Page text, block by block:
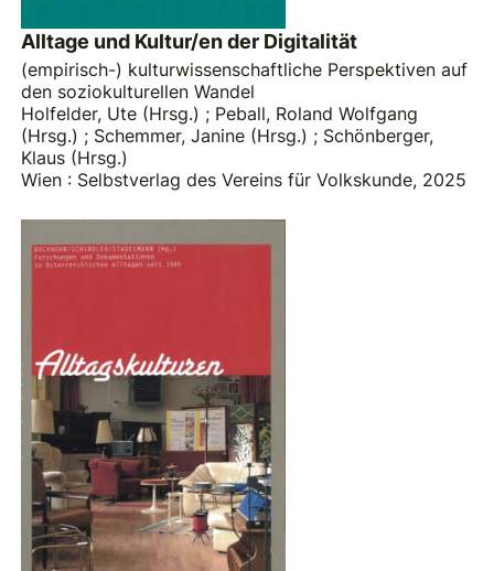
Alltage und Kultur/en der Digitalität
(empirisch-) kulturwissenschaftliche Perspektiven auf
den soziokulturellen Wandel
Holfelder, Ute (Hrsg.) ; Peball, Roland Wolfgang
(Hrsg.) ; Schemmer, Janine (Hrsg.) ; Schönberger,
Klaus (Hrsg.)
Wien : Selbstverlag des Vereins für Volkskunde, 2025